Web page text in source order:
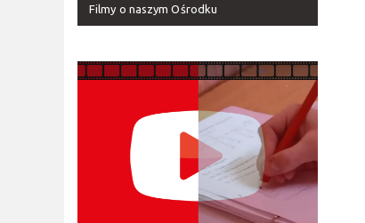
Filmy o naszym Ośrodku